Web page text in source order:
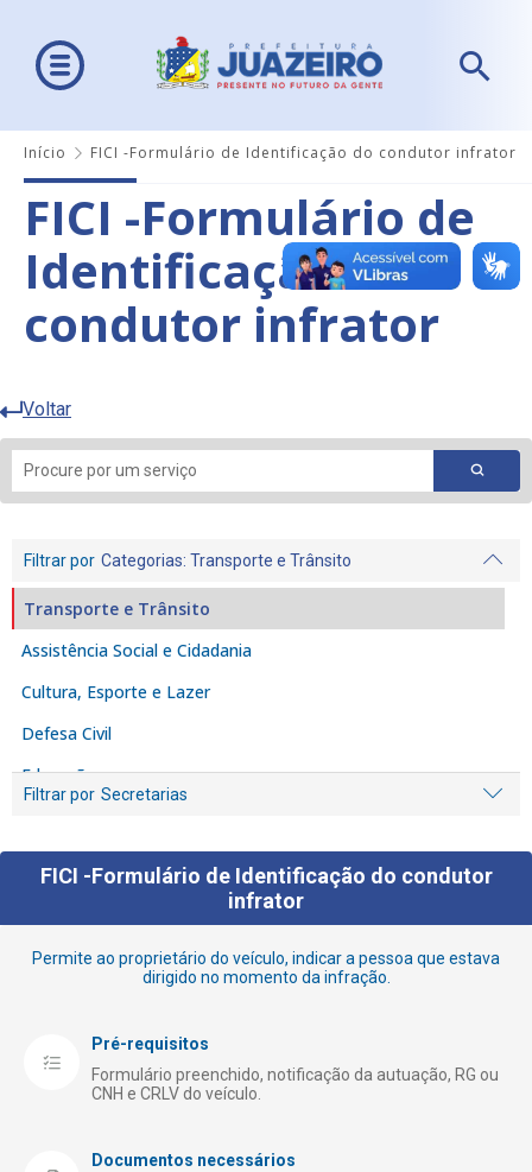
Início FICI -Formulário de Identificação do condutor infrator
FICI -Formulário de
Identificação do
condutor infrator
Voltar
Filtrar por Categorias: Transporte e Trânsito
Filtrar por Secretarias
Assistência Social e Cidadania
Cultura, Esporte e Lazer
Defesa Civil
Educação
Fiscalização e Denúncia
Licenciamento e Alvarás
Meio Ambiente
Obras Públicas
Receita Municipal – Tributação
Transporte e Trânsito
FICI -Formulário de Identificação do condutor
infrator
Permite ao proprietário do veículo, indicar a pessoa que estava
dirigido no momento da infração.
Pré-requisitos
Formulário preenchido, notificação da autuação, RG ou
CNH e CRLV do veículo.
Documentos necessários